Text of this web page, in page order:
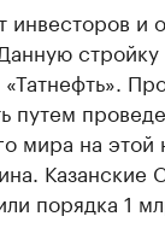
инвесторов и
стройку
путем
мира на этой
порядка 1